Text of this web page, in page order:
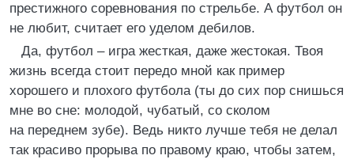
престижного соревнования по стрельбе. А футбол он
не любит, считает его уделом дебилов.
Да, футбол – игра жесткая, даже жестокая. Твоя
жизнь всегда стоит передо мной как пример
хорошего и плохого футбола (ты до сих пор снишься
мне во сне: молодой, чубатый, со сколом
на переднем зубе). Ведь никто лучше тебя не делал
так красиво прорыва по правому краю, чтобы затем,